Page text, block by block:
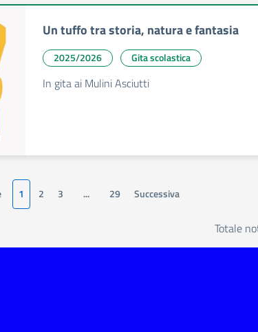
Un tuffo tra storia, natura e fantasia
2025/2026 Gita scolastica
In gita ai Mulini Asciutti
1 2 3 ... 29 Successiva
Totale